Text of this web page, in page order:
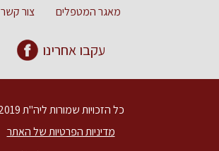
מאגר המטפלים
צור קשר
עקבו אחרינו
כל הזכויות שמורות ליה"ת 2019
מדיניות הפרטיות של האתר